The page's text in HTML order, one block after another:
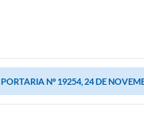
PORTARIA Nº 19254, 24 DE